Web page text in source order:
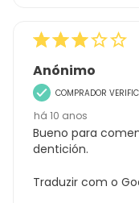
Anónimo
COMPRADOR
há 10 anos
Bueno para
dentición.
Traduzir com o